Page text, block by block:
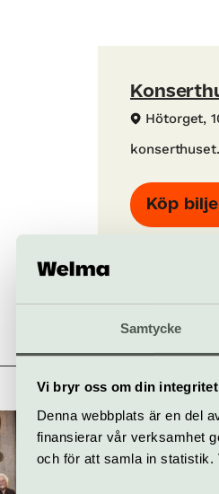
Samtycke
Vi bryr oss om din integritet
Denna webbplats är en del
finansierar vår verksamhet
och för att samla in
Hötorget,
Köp
Allt
Filharmoniker i
närbild – Den